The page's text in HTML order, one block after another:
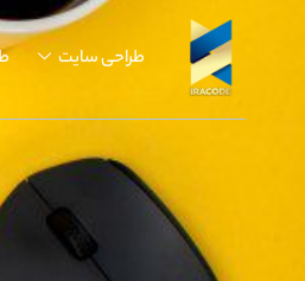
طراحی سایت